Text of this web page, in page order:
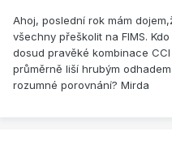
Ahoj, poslední rok mám
všechny přeškolit na FIMS.
dosud pravěké kombinace
průměrně liší hrubým
rozumné porovnání? Mirda